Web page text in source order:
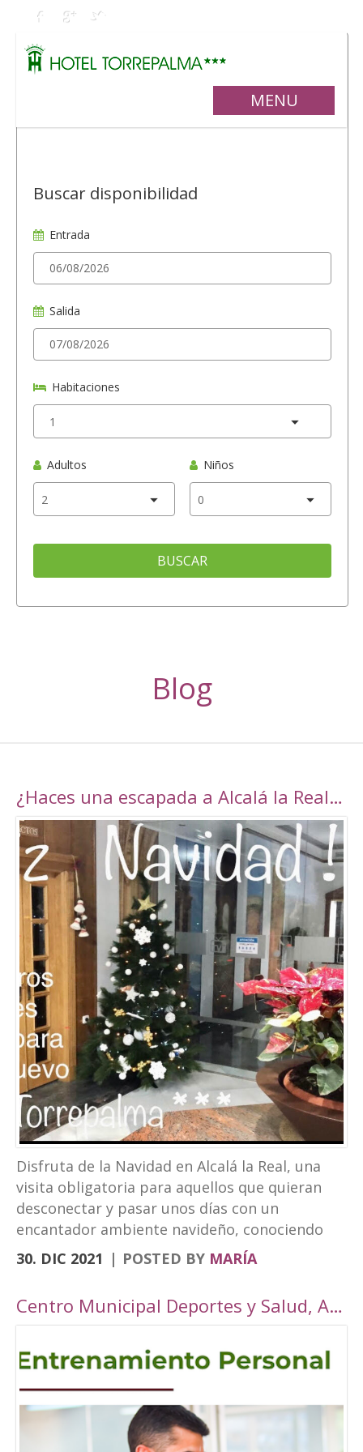
MENU
Buscar disponibilidad
Entrada
Salida
Habitaciones
Adultos Niños
BUSCAR
Blog
¿Haces una escapada a Alcalá la Real esta navidad?
Disfruta de la Navidad en Alcalá la Real, una
visita obligatoria para aquellos que quieran
desconectar y pasar unos días con un
encantador ambiente navideño, conociendo
los rincones tan bonitos que ofrece nuestra
localidad. Este año, Alcalá la Real oferta todo
con una cuidada ambientación navideña. El
Ayuntamiento pasarán ser un parque navideño
donde se colocará un tobogán de hielo
artificial y un tiovivo, acompañados de un
alumbrado navideño digno de la hermosura de
nuestra localidad junto a puestos de castañas,
30. DIC 2021 POSTED BY MARÍA
Centro Municipal Deportes y Salud, Alcalá la Real